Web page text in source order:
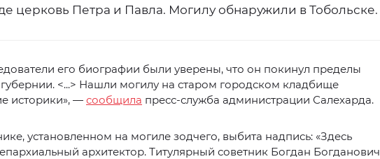
церковь Петра и Павла. Могилу обнаружили в Тобольске.
его биографии были уверены, что он покинул пределы
<...> Нашли могилу на старом городском кладбище
историки», — сообщила пресс-служба администрации Салехарда.
установленном на могиле зодчего, выбита надпись: «Здесь
архитектор. Титулярный советник Богдан Богданович